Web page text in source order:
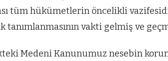
tüm hükümetlerin öncelikli
tanımlanmasının vakti gelmiş ve
Medeni Kanunumuz nesebin